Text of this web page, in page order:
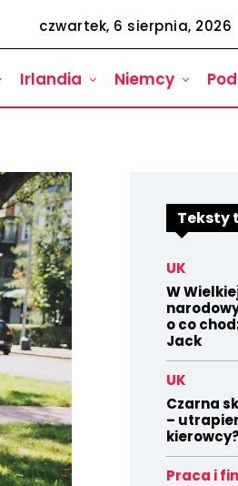
czwartek, 6 sierpnia, 2026
Irlandia Niemcy
Teksty
UK
W
o co
Jack
UK
Czarna
–
kierowcy?
Praca i